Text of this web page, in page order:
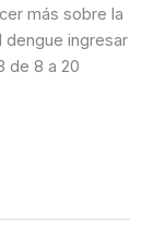
más sobre la
dengue ingresar
de 8 a 20